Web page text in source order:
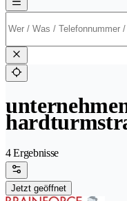
4 Ergebnisse
Jetzt geöffnet